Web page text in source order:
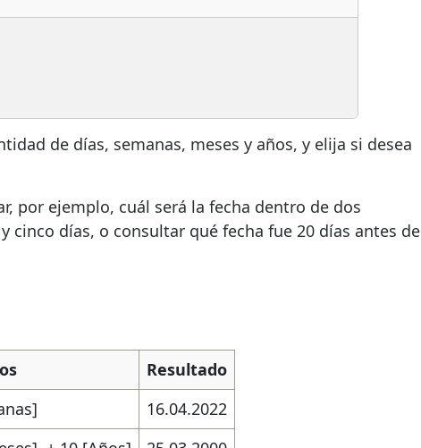
de días, semanas, meses y años, y elija si desea
por ejemplo, cuál será la fecha dentro de dos
cinco días, o consultar qué fecha fue 20 días antes de
Resultado
16.04.2022